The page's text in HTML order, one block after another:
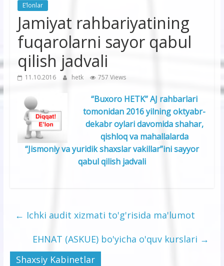
korxonasi”
E’lonlar
Jamiyat rahbariyatining
fuqarolarni sayor qabul
qilish jadvali
11.10.2016 hetk 757 Views
“Buxoro HETK” AJ rahbarlari
tomonidan 2016 yilning oktyabr-
dekabr oylari davomida shahar,
qishloq va mahallalarda
“Jismoniy va yuridik shaxslar vakillar”ini sayyor
qabul qilish jadvali
← Ichki audit xizmati to'g'risida ma'lumot
EHNAT (ASKUE) bo'yicha o'quv kurslari →
Shaxsiy Kabinetlar